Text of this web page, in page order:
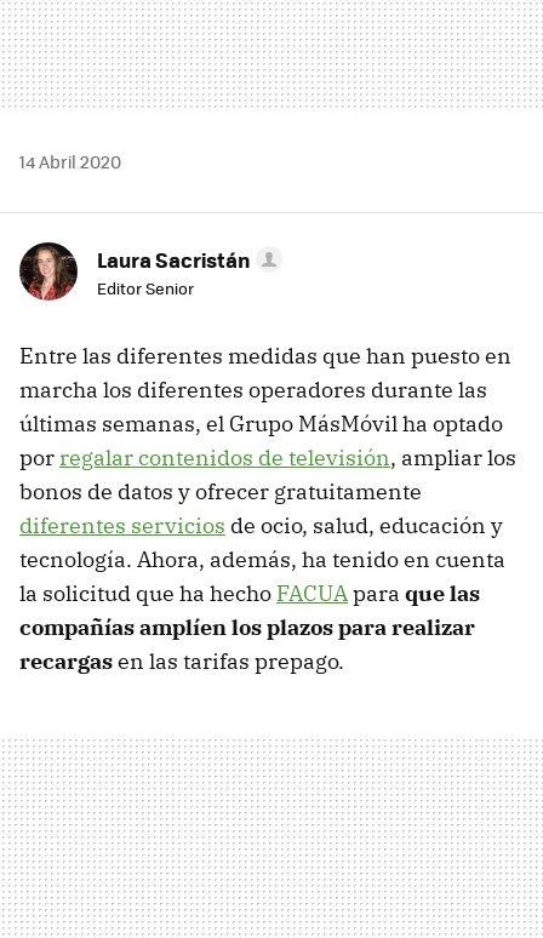
14 Abril 2020
Laura Sacristán
Editor Senior
Entre las diferentes medidas que han puesto en
marcha los diferentes operadores durante las
últimas semanas, el Grupo MásMóvil ha optado
por regalar contenidos de televisión, ampliar los
bonos de datos y ofrecer gratuitamente
diferentes servicios de ocio, salud, educación y
tecnología. Ahora, además, ha tenido en cuenta
la solicitud que ha hecho FACUApara que las
compañías amplíen los plazos para realizar
recargasen las tarifas prepago.